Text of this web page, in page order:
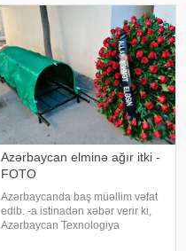
Adilova ali məktəbin Beynəlxalq
əlaqələ
Azərbaycan elminə ağır itki -
FOTO
Azərbaycanda baş müəllim vəfat
edib. -a istinadən xəbər verir ki,
Azərbaycan Texnologiya